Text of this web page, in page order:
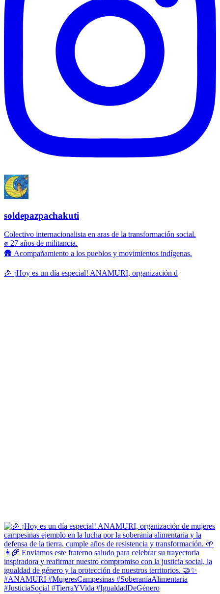
soldepazpachakuti
Colectivo internacionalista en aras de la transformación social.
✊ 27 años de militancia.
🛖 Acompañamiento a los pueblos y movimientos indígenas.
🎉 ¡Hoy es un día especial! ANAMURI, organización d